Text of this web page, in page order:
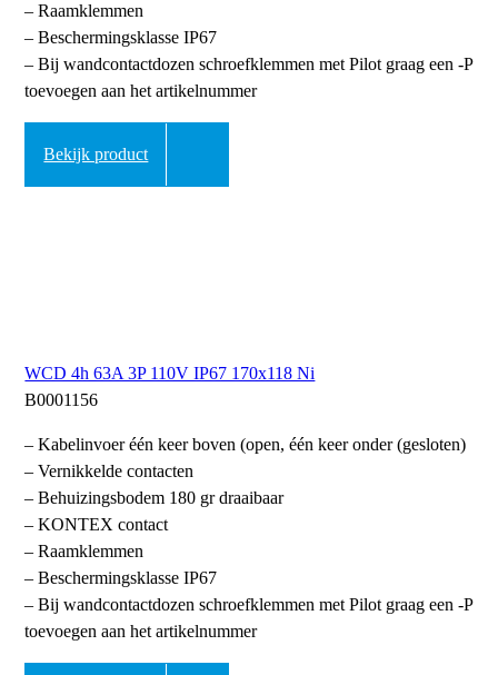
– Raamklemmen
– Beschermingsklasse IP67
– Bij wandcontactdozen schroefklemmen met Pilot graag een -P
toevoegen aan het artikelnummer
Bekijk product
WCD 4h 63A 3P 110V IP67 170x118 Ni
B0001156
– Kabelinvoer één keer boven (open, één keer onder (gesloten)
– Vernikkelde contacten
– Behuizingsbodem 180 gr draaibaar
– KONTEX contact
– Raamklemmen
– Beschermingsklasse IP67
– Bij wandcontactdozen schroefklemmen met Pilot graag een -P
toevoegen aan het artikelnummer